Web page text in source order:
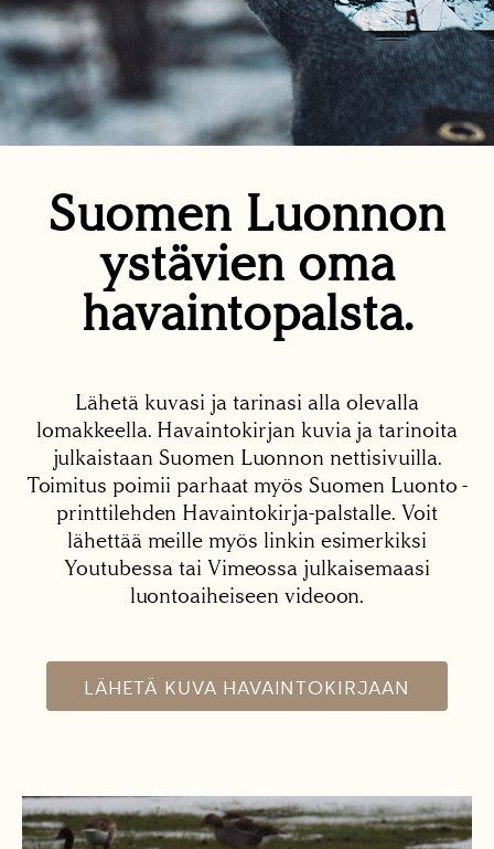
Suomen Luonnon
ystävien oma
havaintopalsta.
Lähetä kuvasi ja tarinasi alla olevalla
lomakkeella. Havaintokirjan kuvia ja tarinoita
julkaistaan Suomen Luonnon nettisivuilla.
Toimitus poimii parhaat myös Suomen Luonto -
printtilehden Havaintokirja-palstalle. Voit
lähettää meille myös linkin esimerkiksi
Youtubessa tai Vimeossa julkaisemaasi
luontoaiheiseen videoon.
LÄHETÄ KUVA HAVAINTOKIRJAAN